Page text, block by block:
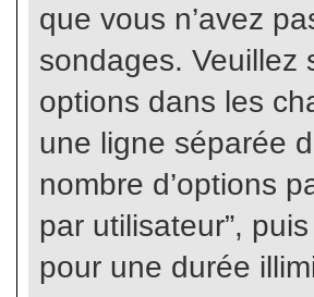
que vous n’avez
sondages. Veuillez
options dans les
une ligne séparée
nombre d’options
par utilisateur”,
pour une durée